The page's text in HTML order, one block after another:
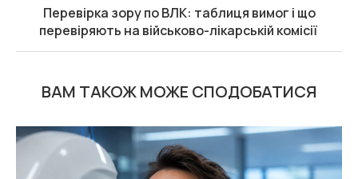
Перевірка зору по ВЛК: таблиця вимог і що
перевіряють на військово-лікарській комісії
ВАМ ТАКОЖ МОЖЕ СПОДОБАТИСЯ